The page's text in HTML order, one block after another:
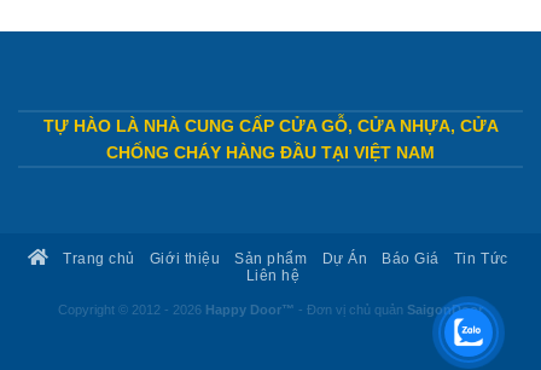
TỰ HÀO LÀ NHÀ CUNG CẤP CỬA GỖ, CỬA NHỰA, CỬA
CHỐNG CHÁY HÀNG ĐẦU TẠI VIỆT NAM
Trang chủ Giới thiệu Sản phẩm Dự Án Báo Giá
Tin Tức
Liên hệ
Copyright © 2012 - 2026 Happy Door™ - Đơn vị chủ quản SaigonDoor